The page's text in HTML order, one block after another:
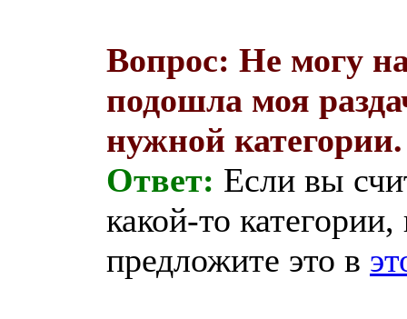
Вопрос: Не могу
подошла моя
нужной категории.
Ответ: Если вы
какой-то
предложите это в